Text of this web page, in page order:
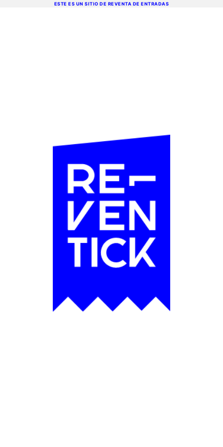
ESTE ES UN SITIO DE REVENTA DE ENTRADAS